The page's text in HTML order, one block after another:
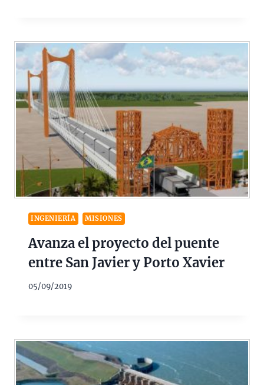
INGENIERÍA MISIONES
Avanza el proyecto del puente
entre San Javier y Porto Xavier
05/09/2019